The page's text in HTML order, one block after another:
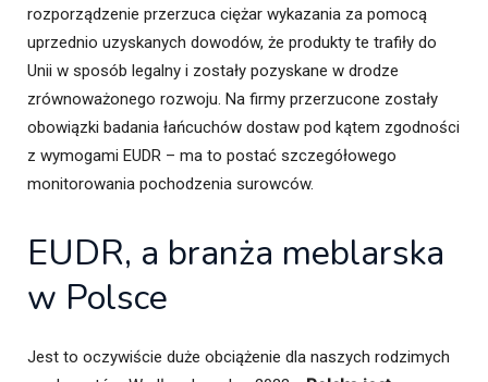
rozporządzenie przerzuca ciężar wykazania za pomocą
uprzednio uzyskanych dowodów, że produkty te trafiły do
Unii w sposób legalny i zostały pozyskane w drodze
zrównoważonego rozwoju. Na firmy przerzucone zostały
obowiązki badania łańcuchów dostaw pod kątem zgodności
z wymogami EUDR – ma to postać szczegółowego
monitorowania pochodzenia surowców.
EUDR, a branża meblarska
w Polsce
Jest to oczywiście duże obciążenie dla naszych rodzimych